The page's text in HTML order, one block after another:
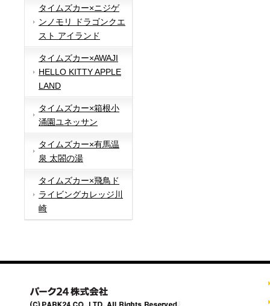
タイムズカー×ニジゲ
ンノモリ ドラゴンクエ
スト アイランド
タイムズカー×AWAJI
HELLO KITTY APPLE
LAND
タイムズカー×箱根小
涌園ユネッサン
タイムズカー×有馬温
泉 太閤の湯
タイムズカー×飛鳥ド
ライビングカレッジ川
崎